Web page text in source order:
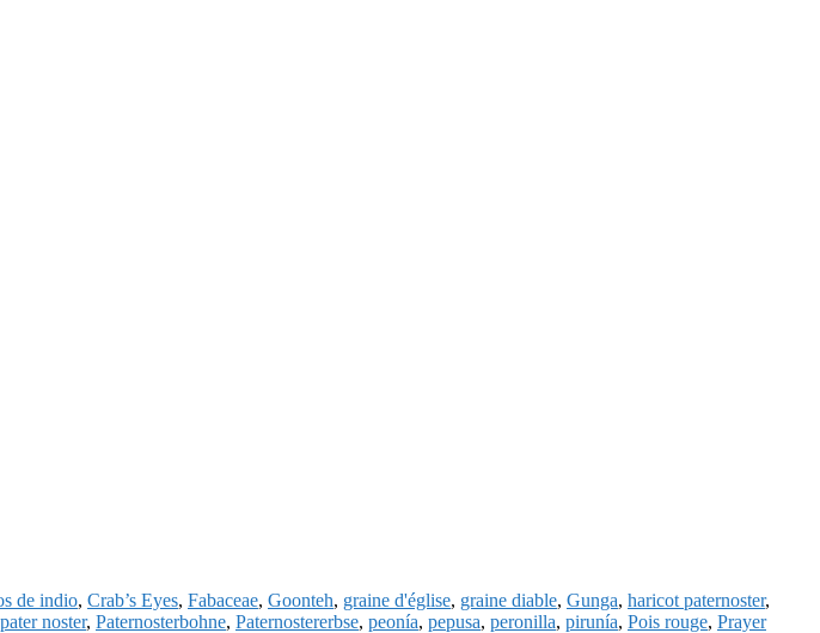
de indio, Crab’s Eyes, Fabaceae, Goonteh, graine d'église, graine diable, Gunga, haricot paternoster,
pater noster, Paternosterbohne, Paternostererbse, peonía, pepusa, peronilla, pirunía, Pois rouge, Prayer